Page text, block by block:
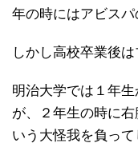
年の時にはアビスパ
しかし高校卒業後
明治大学では１年
が、２年生の時に
いう大怪我を負って